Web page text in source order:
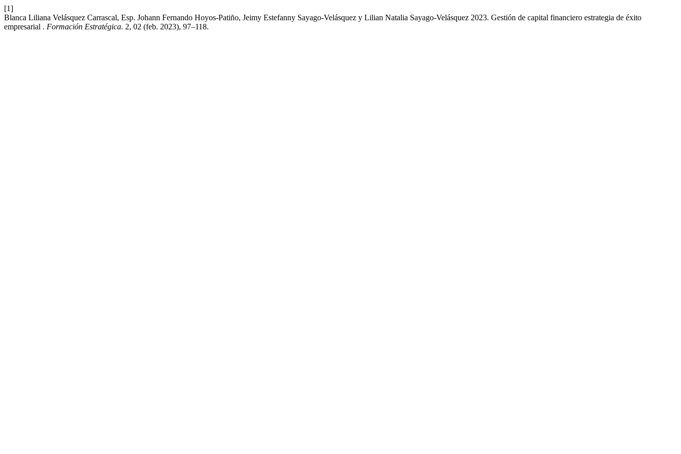
[1]
Blanca Liliana Velásquez Carrascal, Esp. Johann Fernando Hoyos-Patiño, Jeimy Estefanny Sayago-Velásquez y Lilian Natalia Sayago-Velásquez 2023. Gestión de capital financiero estrategia de éxito
empresarial . Formación Estratégica. 2, 02 (feb. 2023), 97–118.